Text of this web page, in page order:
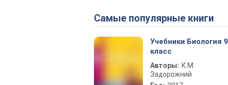
Самые популярные книги
Учебники Биология 9
класс
Авторы: К.М.
Задорожний